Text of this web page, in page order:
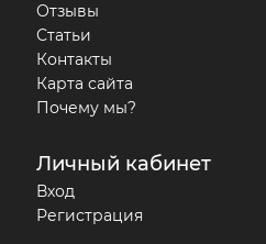
Отзывы
Статьи
Контакты
Карта сайта
Почему мы?
Личный кабинет
Вход
Регистрация